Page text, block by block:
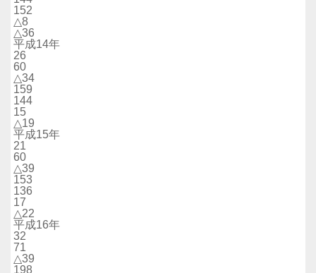
152
△8
△36
平成14年
26
60
△34
159
144
15
△19
平成15年
21
60
△39
153
136
17
△22
平成16年
32
71
△39
198